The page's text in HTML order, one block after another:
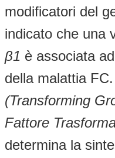
modificatori del
indicato che una
β1 è associata
della malattia
(Transforming
Fattore
determina la